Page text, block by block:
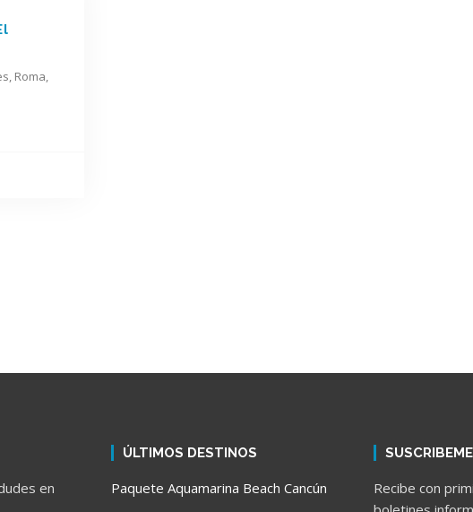
Roma,
en
ÚLTIMOS DESTINOS
Paquete Aquamarina Beach Cancún
SUSCRIBEME
Recibe con